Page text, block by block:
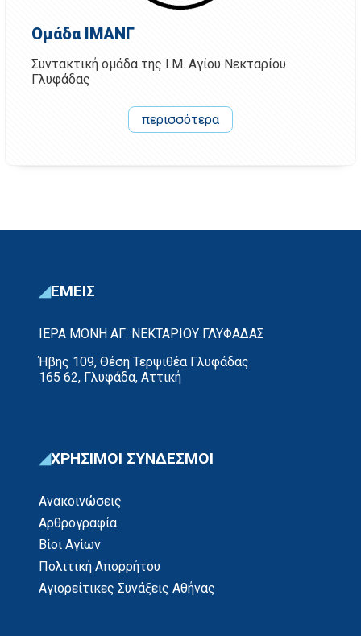
Ομάδα ΙΜΑΝΓ
Συντακτική ομάδα της Ι.Μ. Αγίου Νεκταρίου
Γλυφάδας
περισσότερα
ΕΜΕΙΣ
ΙΕΡΑ ΜΟΝΗ ΑΓ. ΝΕΚΤΑΡΙΟΥ ΓΛΥΦΑΔΑΣ
Ήβης 109, Θέση Τερψιθέα Γλυφάδας
165 62, Γλυφάδα, Αττική
ΧΡΗΣΙΜΟΙ ΣΥΝΔΕΣΜΟΙ
Ανακοινώσεις
Αρθρογραφία
Βίοι Αγίων
Πολιτική Απορρήτου
Αγιορείτικες Συνάξεις Αθήνας